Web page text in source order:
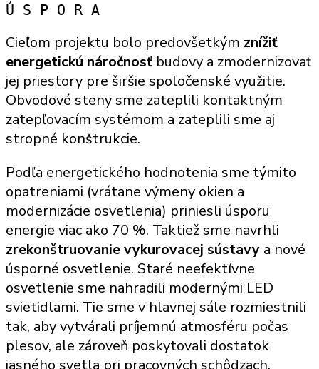
Ú S P O R A
Cieľom projektu bolo predovšetkým znížiť
energetickú náročnosť budovy a zmodernizovať
jej priestory pre širšie spoločenské využitie.
Obvodové steny sme zateplili kontaktným
zatepľovacím systémom a zateplili sme aj
stropné konštrukcie.
Podľa energetického hodnotenia sme týmito
opatreniami (vrátane výmeny okien a
modernizácie osvetlenia) priniesli úsporu
energie viac ako 70 %. Taktiež sme navrhli
zrekonštruovanie vykurovacej sústavy a nové
úsporné osvetlenie. Staré neefektívne
osvetlenie sme nahradili modernými LED
svietidlami. Tie sme v hlavnej sále rozmiestnili
tak, aby vytvárali príjemnú atmosféru počas
plesov, ale zároveň poskytovali dostatok
jasného svetla pri pracovných schôdzach.